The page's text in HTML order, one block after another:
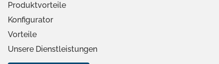
Produktvorteile
Konfigurator
Vorteile
Unsere Dienstleistungen